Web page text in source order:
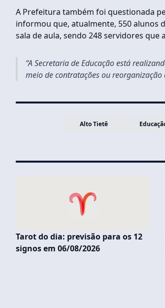
A Prefeitura também foi questionada
informou que, atualmente, 550 alunos
sala de aula, sendo 248 servidores que
“A Secretaria de Educação está
meio de contratações ou
Alto Tietê
Tarot do dia: previsão para os 12
signos em 06/08/2026